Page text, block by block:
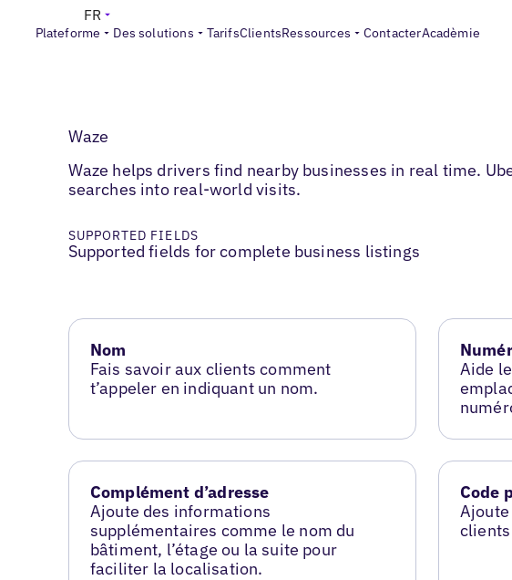
Plateforme Des solutions TarifsClientsRessources ContacterAcadèmie
FR
Waze
Waze helps drivers find nearby businesses in real time.
searches into real-world visits.
SUPPORTED FIELDS
Supported fields for complete business listings
Nom
Fais savoir aux clients comment
t’appeler en indiquant un nom.
Aide
Complément d’adresse
Ajoute des informations
supplémentaires comme le nom du
bâtiment, l’étage ou la suite pour
faciliter la localisation.
Code